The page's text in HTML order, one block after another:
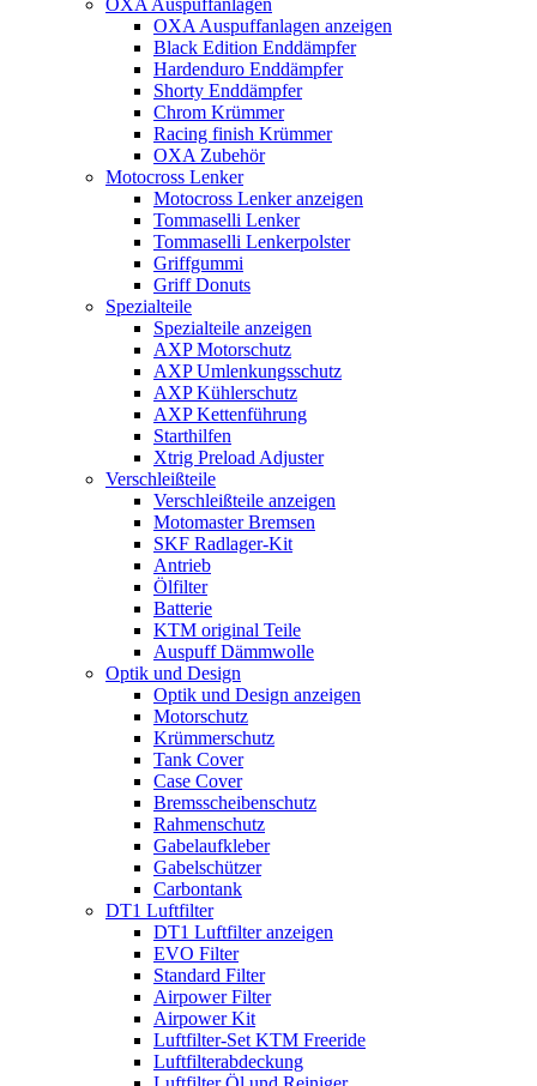
OXA Auspuffanlagen
OXA Auspuffanlagen anzeigen
Black Edition Enddämpfer
Hardenduro Enddämpfer
Shorty Enddämpfer
Chrom Krümmer
Racing finish Krümmer
OXA Zubehör
Motocross Lenker
Motocross Lenker anzeigen
Tommaselli Lenker
Tommaselli Lenkerpolster
Griffgummi
Griff Donuts
Spezialteile
Spezialteile anzeigen
AXP Motorschutz
AXP Umlenkungsschutz
AXP Kühlerschutz
AXP Kettenführung
Starthilfen
Xtrig Preload Adjuster
Verschleißteile
Verschleißteile anzeigen
Motomaster Bremsen
SKF Radlager-Kit
Antrieb
Ölfilter
Batterie
KTM original Teile
Auspuff Dämmwolle
Optik und Design
Optik und Design anzeigen
Motorschutz
Krümmerschutz
Tank Cover
Case Cover
Bremsscheibenschutz
Rahmenschutz
Gabelaufkleber
Gabelschützer
Carbontank
DT1 Luftfilter
DT1 Luftfilter anzeigen
EVO Filter
Standard Filter
Airpower Filter
Airpower Kit
Luftfilter-Set KTM Freeride
Luftfilterabdeckung